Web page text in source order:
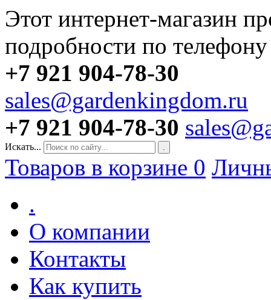
Этот интернет-магазин
подробности по телефону
+7 921 904-78-30
sales@gardenkingdom.ru
+7 921 904-78-30
Искать... .
Товаров в корзине 0
.
О компании
Контакты
Как купить